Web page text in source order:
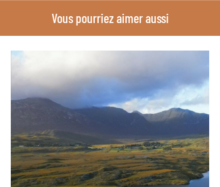
Vous pourriez aimer aussi